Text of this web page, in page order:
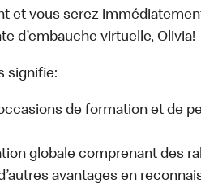
et vous serez
d’embauche virtuelle, Olivia!
signifie:
occasions de formation et de
globale comprenant des
avantages en